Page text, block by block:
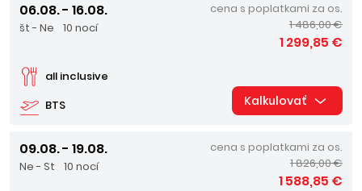
06.08. - 16.08.
št - Ne 10 nocí
BTS
all inclusive
cena s poplatkami za os.
1 486,00 €
1 299,85 €
Kalkulovať
09.08. - 19.08.
Ne - St 10 nocí
cena s poplatkami za os.
1 826,00 €
1 588,85 €